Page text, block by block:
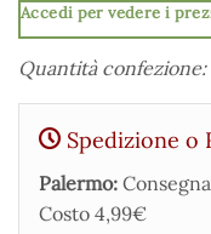
Accedi per vedere i
Quantità confezione:
Spedizione o
Palermo:
Costo 4,99€